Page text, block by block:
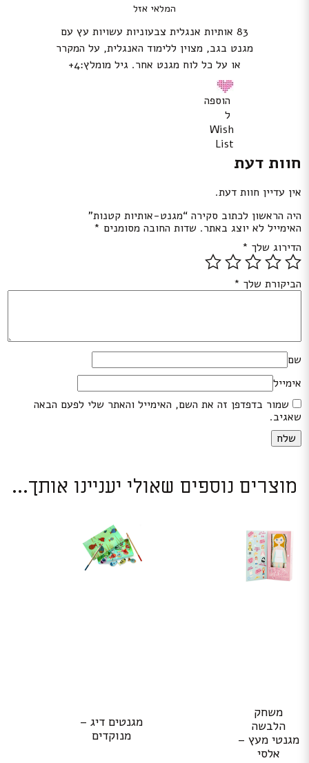
המלאי אזל
83 אותיות אנגלית צבעוניות עשויות עץ עם
מגנט בגב, מצוין ללימוד האנגלית, על המקרר
או על כל לוח מגנט אחר. גיל מומלץ:4+
הוספה
ל
Wish
List
חוות דעת
אין עדיין חוות דעת.
היה הראשון לכתוב סקירה “מגנט-אותיות קטנות”
האימייל לא יוצג באתר. שדות החובה מסומנים *
הדירוג שלך *
הביקורת שלך *
שם
אימייל
שמור בדפדפן זה את השם, האימייל והאתר שלי לפעם הבאה
שאגיב.
מוצרים נוספים שאולי יעניינו אותך...
משחק
הלבשה
מגנטי מעץ –
אלסי
מגנטים דיג –
מנוקדים